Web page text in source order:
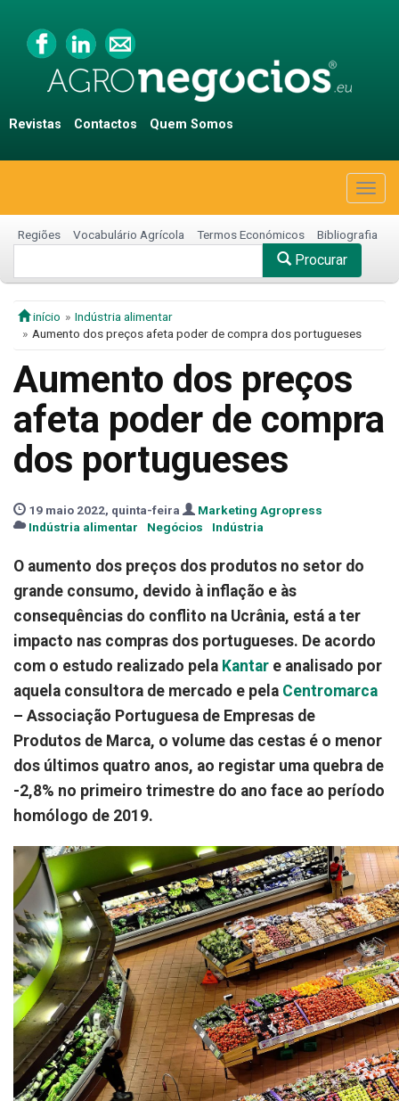
Revistas Contactos Quem Somos
Regiões Vocabulário Agrícola Termos Económicos Bibliografia
Procurar
início
Indústria alimentar
Aumento dos preços afeta poder de compra dos portugueses
Aumento dos preços
afeta poder de compra
dos portugueses
19 maio 2022, quinta-feira
Marketing Agropress
Indústria alimentar
Negócios Indústria
O aumento dos preços dos produtos no setor do
grande consumo, devido à inflação e às
consequências do conflito na Ucrânia, está a ter
impacto nas compras dos portugueses. De acordo
com o estudo realizado pela Kantar e analisado por
aquela consultora de mercado e pela Centromarca
– Associação Portuguesa de Empresas de
Produtos de Marca, o volume das cestas é o menor
dos últimos quatro anos, ao registar uma quebra de
-2,8% no primeiro trimestre do ano face ao período
homólogo de 2019.